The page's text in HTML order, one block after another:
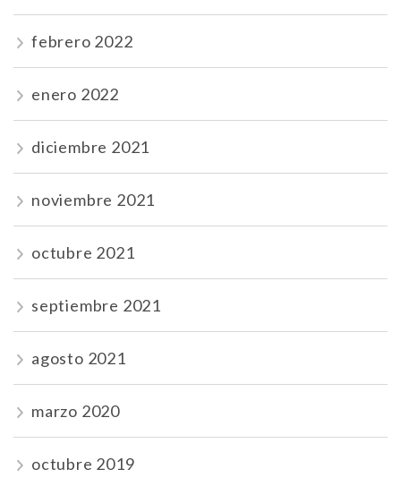
febrero 2022
enero 2022
diciembre 2021
noviembre 2021
octubre 2021
septiembre 2021
agosto 2021
marzo 2020
octubre 2019